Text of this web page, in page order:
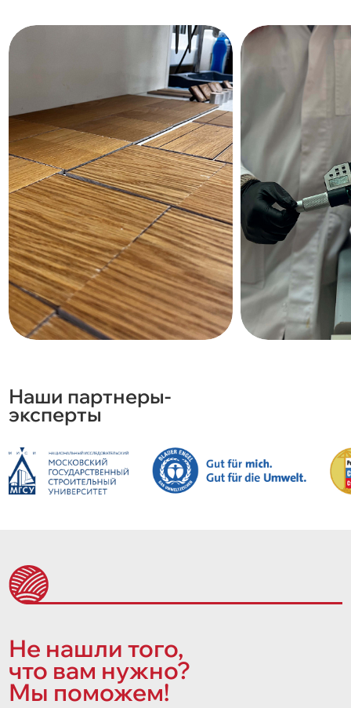
Наши партнеры-
эксперты
Не нашли того,
что вам нужно?
Мы поможем!